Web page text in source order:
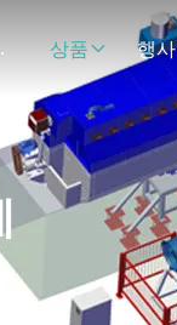
여 상품 행사